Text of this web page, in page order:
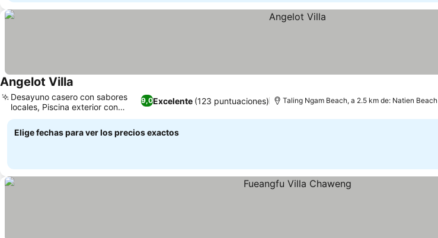
Angelot Villa
9,0Excelente (123 puntuaciones)
Desayuno casero con sabores
locales, Piscina exterior con
cascada
Taling Ngam Beach, a 2.5 km de: Natien Beach
Elige fechas para ver los precios exactos